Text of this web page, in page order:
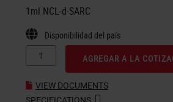
1ml NCL-d-SARC
Disponibilidad del país
AGREGAR A LA
VIEW DOCUMENTS
SPECIFICATIONS